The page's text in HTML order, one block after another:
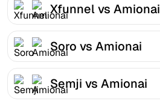
Xfunnel vs Amionai
Soro vs Amionai
Semji vs Amionai